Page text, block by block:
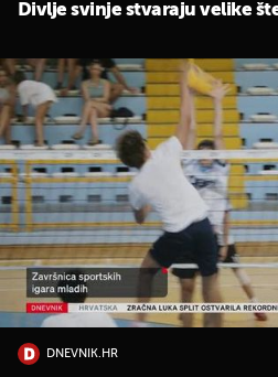
Divlje svinje stvaraju velike
DNEVNIK.HR